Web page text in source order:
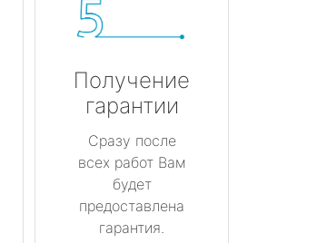
Получение
гарантии
Сразу после
всех работ Вам
будет
предоставлена
гарантия.